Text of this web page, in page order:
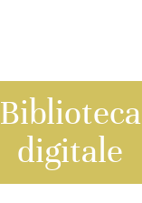
Biblioteca
digitale